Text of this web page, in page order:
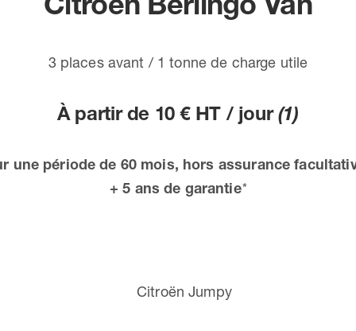
3 places avant / 1 tonne de charge utile
À partir de 10 € HT / jour(1)
une période de 60 mois, hors assurance
+ 5 ans de garantie*